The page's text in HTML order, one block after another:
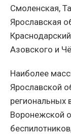
Смоленская,
Ярославская
Азовского и
Наиболее
Ярославской
региональных
Воронежской